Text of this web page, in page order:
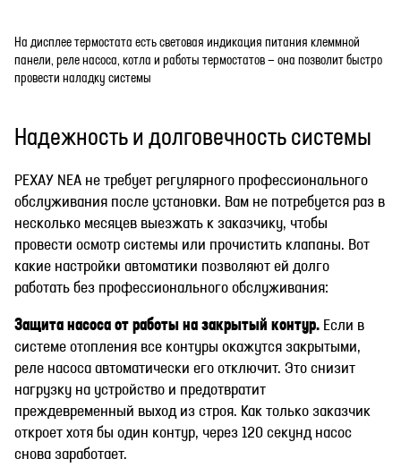
На дисплее термостата есть световая индикация питания клеммной
панели, реле насоса, котла и работы термостатов — она позволит быстро
провести наладку системы
Надежность и долговечность системы
РЕХАУ NEA не требует регулярного профессионального
обслуживания после установки. Вам не потребуется раз в
несколько месяцев выезжать к заказчику, чтобы
провести осмотр системы или прочистить клапаны. Вот
какие настройки автоматики позволяют ей долго
работать без профессионального обслуживания:
Защита насоса от работы на закрытый контур. Если в
системе отопления все контуры окажутся закрытыми,
реле насоса автоматически его отключит. Это снизит
нагрузку на устройство и предотвратит
преждевременный выход из строя. Как только заказчик
откроет хотя бы один контур, через 120 секунд насос
снова заработает.